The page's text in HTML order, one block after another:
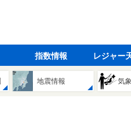
指数情報 レジャー
地震情報 気